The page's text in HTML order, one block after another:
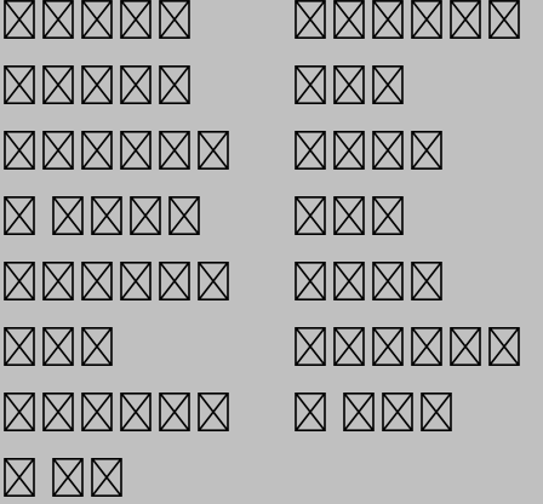
필요하다.
20세기에
들어민주주의
가 발달하자
대통령의기자
회견이
제도화되었다
. 국가
방식을통해서
그들의
언론관,
그들과
국민과의
관계를재조명
해 보자.